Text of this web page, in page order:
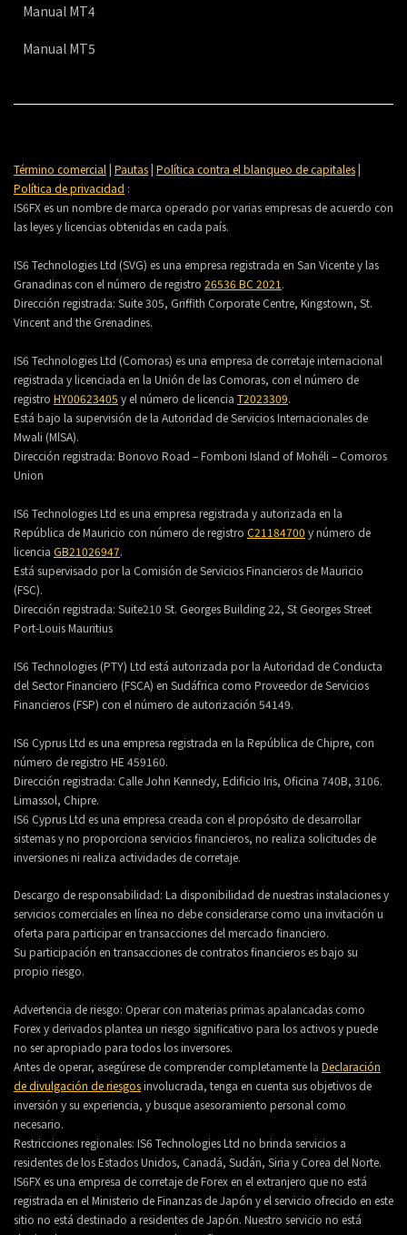
Manual MT4
Manual MT5
Término comercial | Pautas| Política contra el blanqueo de capitales|
Política de privacidad :
IS6FX es un nombre de marca operado por varias empresas de acuerdo con
las leyes y licencias obtenidas en cada país.
IS6 Technologies Ltd (SVG) es una empresa registrada en San Vicente y las
Granadinas con el número de registro 26536 BC 2021.
Dirección registrada: Suite 305, Griffith Corporate Centre, Kingstown, St.
Vincent and the Grenadines.
IS6 Technologies Ltd (Comoras) es una empresa de corretaje internacional
registrada y licenciada en la Unión de las Comoras, con el número de
registro HY00623405 y el número de licencia T2023309.
Está bajo la supervisión de la Autoridad de Servicios Internacionales de
Mwali (MlSA).
Dirección registrada: Bonovo Road – Fomboni Island of Mohéli – Comoros
Union
IS6 Technologies Ltd es una empresa registrada y autorizada en la
República de Mauricio con número de registro C21184700 y número de
licencia GB21026947.
Está supervisado por la Comisión de Servicios Financieros de Mauricio
(FSC).
Dirección registrada: Suite210 St. Georges Building 22, St Georges Street
Port-Louis Mauritius
IS6 Technologies (PTY) Ltd está autorizada por la Autoridad de Conducta
del Sector Financiero (FSCA) en Sudáfrica como Proveedor de Servicios
Financieros (FSP) con el número de autorización 54149.
IS6 Cyprus Ltd es una empresa registrada en la República de Chipre, con
número de registro HE 459160.
Dirección registrada: Calle John Kennedy, Edificio Iris, Oficina 740B, 3106.
Limassol, Chipre.
IS6 Cyprus Ltd es una empresa creada con el propósito de desarrollar
sistemas y no proporciona servicios financieros, no realiza solicitudes de
inversiones ni realiza actividades de corretaje.
Descargo de responsabilidad: La disponibilidad de nuestras instalaciones y
servicios comerciales en línea no debe considerarse como una invitación u
oferta para participar en transacciones del mercado financiero.
Su participación en transacciones de contratos financieros es bajo su
propio riesgo.
Advertencia de riesgo: Operar con materias primas apalancadas como
Forex y derivados plantea un riesgo significativo para los activos y puede
no ser apropiado para todos los inversores.
Antes de operar, asegúrese de comprender completamente la Declaración
de divulgación de riesgosinvolucrada, tenga en cuenta sus objetivos de
inversión y su experiencia, y busque asesoramiento personal como
necesario.
Restricciones regionales: IS6 Technologies Ltd no brinda servicios a
residentes de los Estados Unidos, Canadá, Sudán, Siria y Corea del Norte.
IS6FX es una empresa de corretaje de Forex en el extranjero que no está
registrada en el Ministerio de Finanzas de Japón y el servicio ofrecido en este
sitio no está destinado a residentes de Japón. Nuestro servicio no está